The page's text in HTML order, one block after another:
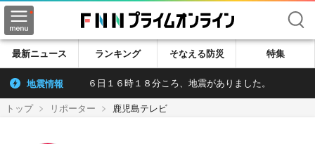
検索
最新ニュース ランキング そなえる防災 特集
地震情報 ６日１６時１８分ころ、地震がありました。
トップ リポーター 鹿児島テレビ